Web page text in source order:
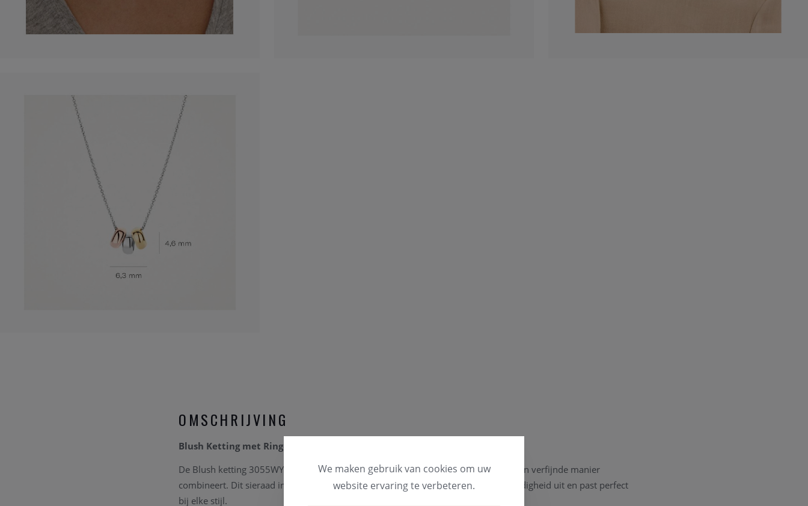
OMSCHRIJVING
Blush Ketting met Ringetjes in 3 Kleuren 14k Goud 3055WYR
De Blush ketting 3055WYR is een speels en elegant collier dat drie goudtinten op een verfijnde manier
combineert. Dit sieraad in 14 karaat wit-, geel- en roségoud straalt moderne veelzijdigheid uit en past perfect
bij elke stijl.
We maken gebruik van cookies om uw
website ervaring te verbeteren.